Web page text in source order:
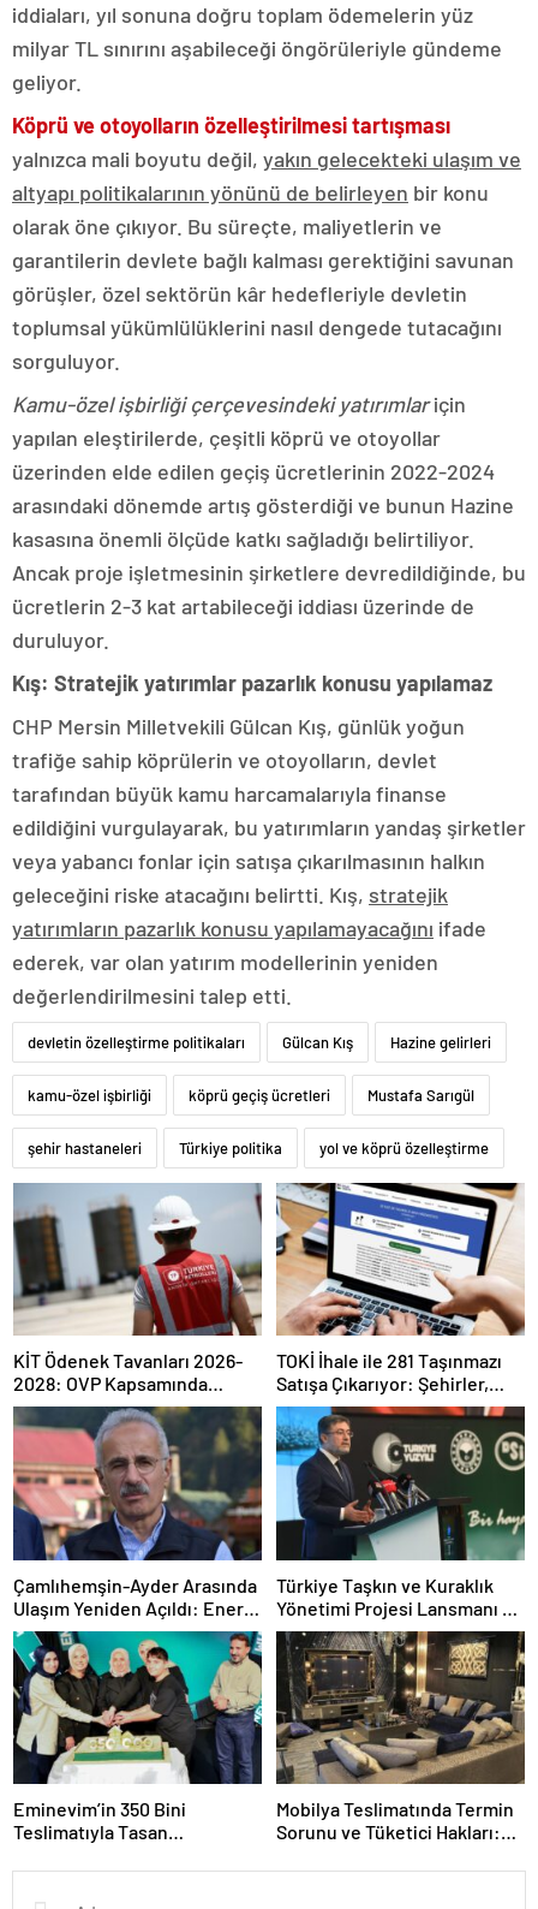
iddiaları, yıl sonuna doğru toplam ödemelerin yüz
milyar TL sınırını aşabileceği öngörüleriyle gündeme
geliyor.
Köprü ve otoyolların özelleştirilmesi tartışması
yalnızca mali boyutu değil, yakın gelecekteki ulaşım ve
altyapı politikalarının yönünü de belirleyen bir konu
olarak öne çıkıyor. Bu süreçte, maliyetlerin ve
garantilerin devlete bağlı kalması gerektiğini savunan
görüşler, özel sektörün kâr hedefleriyle devletin
toplumsal yükümlülüklerini nasıl dengede tutacağını
sorguluyor.
Kamu-özel işbirliği çerçevesindeki yatırımlariçin
yapılan eleştirilerde, çeşitli köprü ve otoyollar
üzerinden elde edilen geçiş ücretlerinin 2022-2024
arasındaki dönemde artış gösterdiği ve bunun Hazine
kasasına önemli ölçüde katkı sağladığı belirtiliyor.
Ancak proje işletmesinin şirketlere devredildiğinde, bu
ücretlerin 2-3 kat artabileceği iddiası üzerinde de
duruluyor.
Kış: Stratejik yatırımlar pazarlık konusu yapılamaz
CHP Mersin Milletvekili Gülcan Kış, günlük yoğun
trafiğe sahip köprülerin ve otoyolların, devlet
tarafından büyük kamu harcamalarıyla finanse
edildiğini vurgulayarak, bu yatırımların yandaş şirketler
veya yabancı fonlar için satışa çıkarılmasının halkın
geleceğini riske atacağını belirtti. Kış, stratejik
yatırımların pazarlık konusu yapılamayacağını ifade
ederek, var olan yatırım modellerinin yeniden
değerlendirilmesini talep etti.
devletin özelleştirme politikaları Gülcan Kış Hazine gelirleri
kamu-özel işbirliği köprü geçiş ücretleri Mustafa Sarıgül
şehir hastaneleri Türkiye politika yol ve köprü özelleştirme
KİT Ödenek Tavanları 2026-
2028: OVP Kapsamında
Dağılım ve Kilit Ücretler
TOKİ İhale ile 281 Taşınmazı
Satışa Çıkarıyor: Şehirler,
Şartlar ve Zamanlama
Çamlıhemşin-Ayder Arasında
Ulaşım Yeniden Açıldı: Enerji
ve Tahliye Süreci Güncellendi
Türkiye Taşkın ve Kuraklık
Yönetimi Projesi Lansmanı ve
Taşkın Uyarı Sistemleri
Genişlemesi
Eminevim’in 350 Bini
Teslimatıyla Tasan
Kırılması
Mobilya Teslimatında Termin
Sorunu ve Tüketici Hakları: